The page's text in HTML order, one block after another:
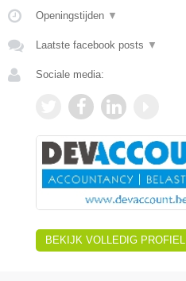
Openingstijden ▼
Laatste facebook posts ▼
Sociale media:
BEKIJK VOLLEDIG PROFIEL